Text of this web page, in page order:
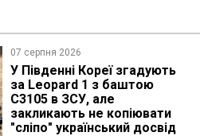
07 серпня 2026
У Південні Кореї згадують
за Leopard 1 з баштою
C3105 в ЗСУ, але
закликають не копіювати
"сліпо" український досвід